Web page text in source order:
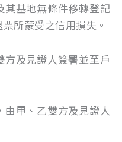
地無條件移轉登記
所蒙受之信用損失。
及見證人簽署並至戶
甲、乙雙方及見證人